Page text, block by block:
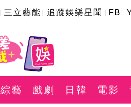
三立藝能 追蹤娛樂星聞 FB
綜藝 戲劇 日韓 電影